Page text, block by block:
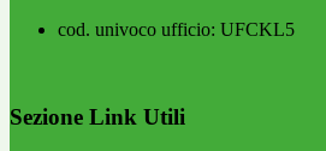
cod. univoco ufficio: UFCKL5
Sezione Link Utili